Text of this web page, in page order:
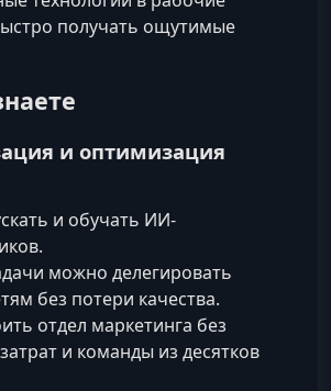
получать ощутимые
и оптимизация
и обучать ИИ-
можно делегировать
без потери качества.
отдел маркетинга без
и команды из десятков